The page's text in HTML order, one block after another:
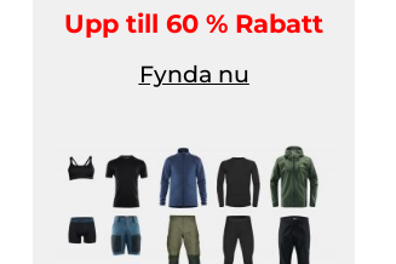
Upp till 60 % Rabatt
Fynda nu